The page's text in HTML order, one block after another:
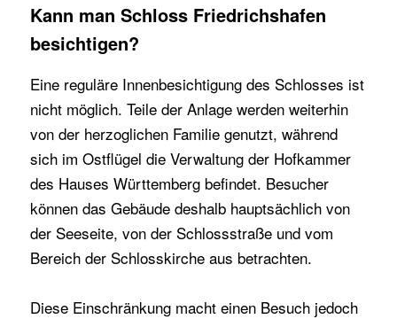
Kann man Schloss Friedrichshafen
besichtigen?
Eine reguläre Innenbesichtigung des Schlosses ist
nicht möglich. Teile der Anlage werden weiterhin
von der herzoglichen Familie genutzt, während
sich im Ostflügel die Verwaltung der Hofkammer
des Hauses Württemberg befindet. Besucher
können das Gebäude deshalb hauptsächlich von
der Seeseite, von der Schlossstraße und vom
Bereich der Schlosskirche aus betrachten.
Diese Einschränkung macht einen Besuch jedoch